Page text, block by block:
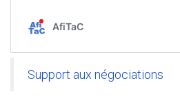
Support aux négociations